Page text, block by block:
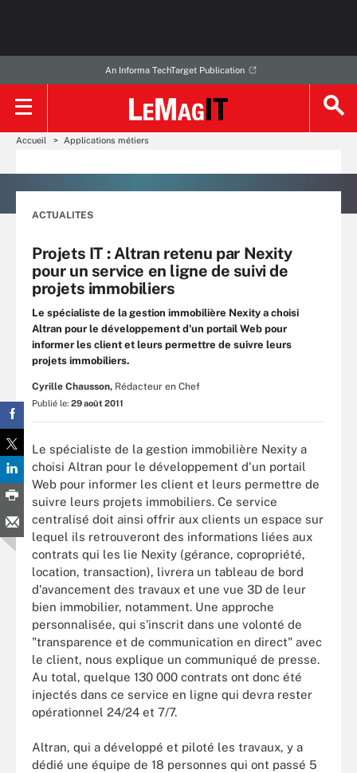
An Informa TechTarget Publication
Accueil Applications métiers
ACTUALITES
Projets IT : Altran retenu par Nexity
pour un service en ligne de suivi de
projets immobiliers
Le spécialiste de la gestion immobilière Nexity a choisi
Altran pour le développement d'un portail Web pour
informer les client et leurs permettre de suivre leurs
projets immobiliers.
Cyrille Chausson, Rédacteur en Chef
Publié le: 29 août 2011
Le spécialiste de la gestion immobilière Nexity a
choisi Altran pour le développement d'un portail
Web pour informer les client et leurs permettre de
suivre leurs projets immobiliers. Ce service
centralisé doit ainsi offrir aux clients un espace sur
lequel ils retrouveront des informations liées aux
contrats qui les lie Nexity (gérance, copropriété,
location, transaction), livrera un tableau de bord
d'avancement des travaux et une vue 3D de leur
bien immobilier, notamment. Une approche
personnalisée, qui s'inscrit dans une volonté de
"transparence et de communication en direct" avec
le client, nous explique un communiqué de presse.
Au total, quelque 130 000 contrats ont donc été
injectés dans ce service en ligne qui devra rester
opérationnel 24/24 et 7/7.
Altran, qui a développé et piloté les travaux, y a
dédié une équipe de 18 personnes qui ont passé 5